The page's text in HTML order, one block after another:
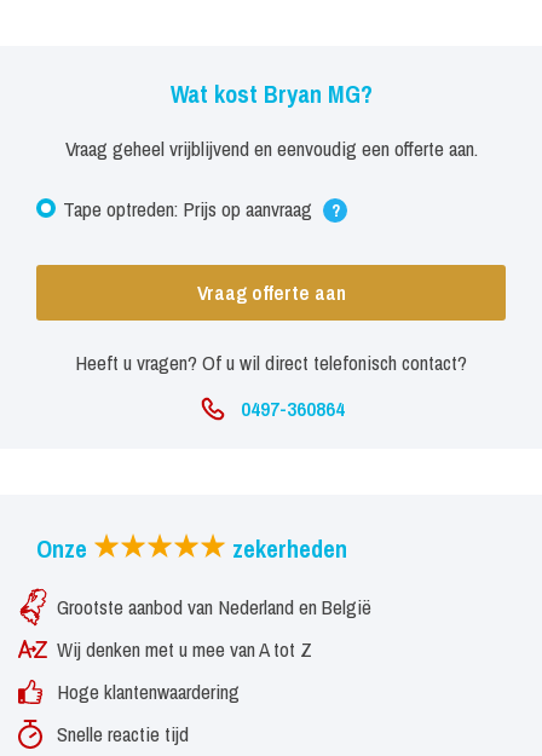
Wat kost Bryan MG?
Vraag geheel vrijblijvend en eenvoudig een offerte aan.
Tape optreden: Prijs op aanvraag ?
Vraag offerte aan
Heeft u vragen? Of u wil direct telefonisch contact?
0497-360864
Onze zekerheden
Grootste aanbod van Nederland en België
Wij denken met u mee van A tot Z
Hoge klantenwaardering
Snelle reactie tijd